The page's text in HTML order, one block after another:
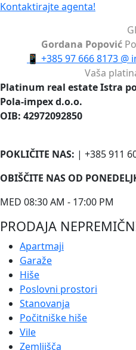
Kontaktirajte agenta!
Gordana Popović
📱 +385 97 666 8173 @
Vaša
Platinum real estate Istra
Pola-impex d.o.o.
OIB: 42972092850
POKLIČITE NAS: | +385 911
OBIŠČITE NAS OD
MED 08:30 AM - 17:00 PM
PRODAJA
Apartmaji
Garaže
Hiše
Poslovni prostori
Stanovanja
Počitniške hiše
Vile
Zemljišča